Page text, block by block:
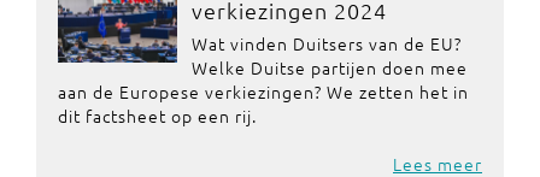
verkiezingen 2024
Wat vinden Duitsers van de EU?
Welke Duitse partijen doen mee
aan de Europese verkiezingen? We zetten het in
dit factsheet op een rij.
Lees meer